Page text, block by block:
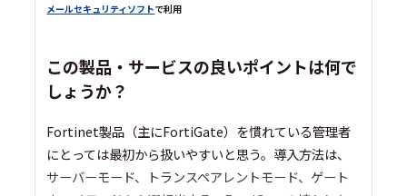
メールセキュリティソフトで利用
この製品・サービスの良いポイントは何で
しょうか？
Fortinet製品（主にFortiGate）を慣れている管理者
にとっては最初から扱いやすいと思う。導入方法は、
サーバーモード、トランスペアレントモード、ゲート